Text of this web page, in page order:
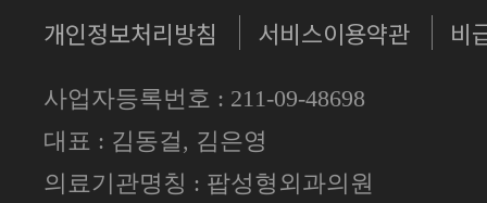
개인정보처리방침 서비스이용약관 비
사업자등록번호 : 211-09-48698
대표 : 김동걸, 김은영
의료기관명칭 : 팝성형외과의원